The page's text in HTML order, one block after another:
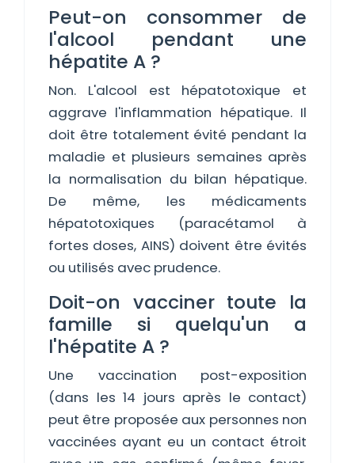
Peut-on consommer de
l'alcool pendant une
hépatite A ?
Non. L'alcool est hépatotoxique et
aggrave l'inflammation hépatique. Il
doit être totalement évité pendant la
maladie et plusieurs semaines après
la normalisation du bilan hépatique.
De même, les médicaments
hépatotoxiques (paracétamol à
fortes doses, AINS) doivent être évités
ou utilisés avec prudence.
Doit-on vacciner toute la
famille si quelqu'un a
l'hépatite A ?
Une vaccination post-exposition
(dans les 14 jours après le contact)
peut être proposée aux personnes non
vaccinées ayant eu un contact étroit